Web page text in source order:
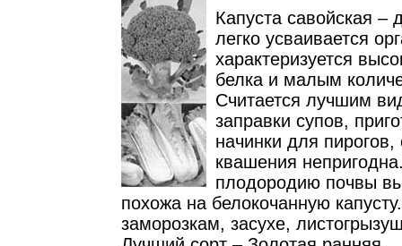
Капуста савойская –
легко усваивается
характеризуется
белка и малым
Считается лучшим
заправки супов,
начинки для
квашения
плодородию почвы
похожа на белокочанную
заморозкам, засухе,